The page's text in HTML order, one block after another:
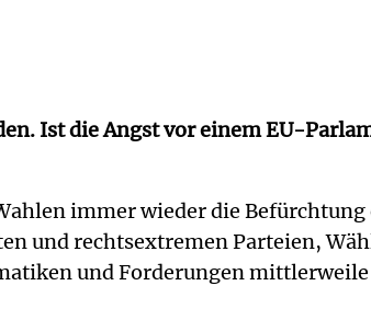
Ist die Angst vor einem EU-
immer wieder die
und rechtsextremen Parteien,
und Forderungen